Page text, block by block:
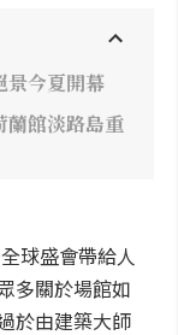
景今夏開幕
蘭館淡路島重
球盛會帶給人
多關於場館如
於由建築大師